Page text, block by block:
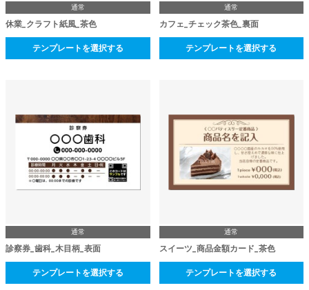
通常
休業_クラフト紙風_茶色
テンプレートを選択する
通常
カフェ_チェック茶色_裏面
テンプレートを選択する
通常
診察券_歯科_木目柄_表面
テンプレートを選択する
通常
スイーツ_商品金額カード_茶色
テンプレートを選択する